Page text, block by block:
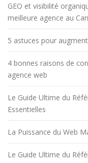
GEO et visibilité
meilleure agence au
5 astuces pour
4 bonnes raisons de
agence web
Le Guide Ultime du
Essentielles
La Puissance du Web
Le Guide Ultime du